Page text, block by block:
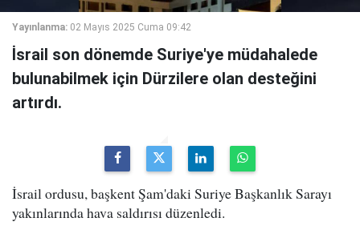
Yayınlanma: 02 Mayıs 2025 Cuma 09:42
İsrail son dönemde Suriye'ye müdahalede
bulunabilmek için Dürzilere olan desteğini
artırdı.
İsrail ordusu, başkent Şam'daki Suriye Başkanlık Sarayı
yakınlarında hava saldırısı düzenledi.